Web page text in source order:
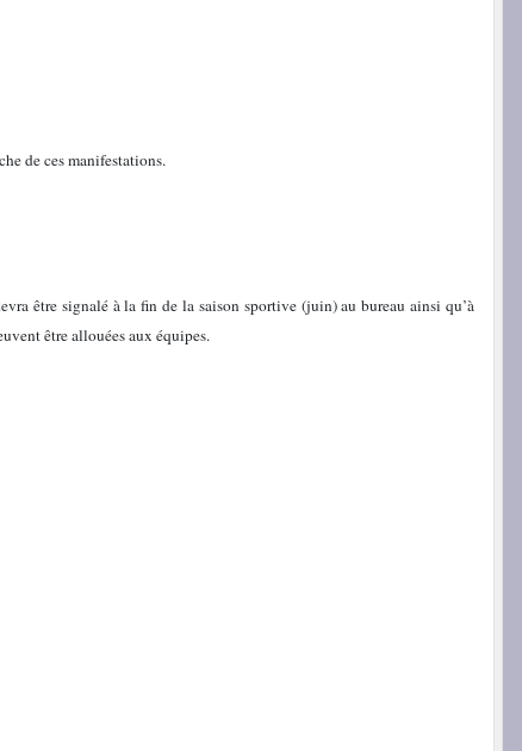
de ces manifestations.
être signalé à la fin de la saison sportive (juin) au bureau ainsi qu’à
être allouées aux équipes.